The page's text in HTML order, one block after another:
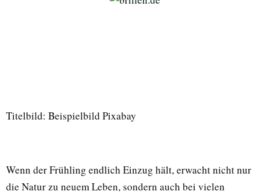
Titelbild: Beispielbild Pixabay
Wenn der Frühling endlich Einzug hält, erwacht nicht nur
die Natur zu neuem Leben, sondern auch bei vielen